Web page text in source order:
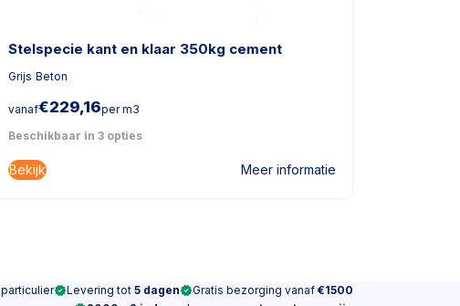
Stelspecie kant en klaar 350kg cement
Grijs Beton
vanaf€229,16per m3
Beschikbaar in 3 opties
Bekijk Meer informatie
particulier Levering tot 5 dagen Gratis bezorging vanaf €1500